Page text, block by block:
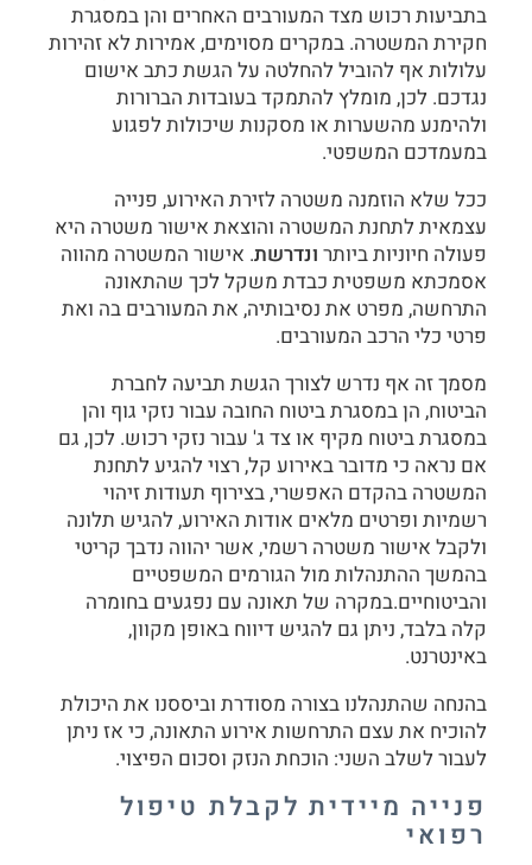
בתביעות רכוש מצד המעורבים האחרים והן במסגרת
חקירת המשטרה. במקרים מסוימים, אמירות לא זהירות
עלולות אף להוביל להחלטה על הגשת כתב אישום
נגדכם. לכן, מומלץ להתמקד בעובדות הברורות
ולהימנע מהשערות או מסקנות שיכולות לפגוע
במעמדכם המשפטי.
ככל שלא הוזמנה משטרה לזירת האירוע, פנייה
עצמאית לתחנת המשטרה והוצאת אישור משטרה היא
פעולה חיוניות ביותר ונדרשת. אישור המשטרה מהווה
אסמכתא משפטית כבדת משקל לכך שהתאונה
התרחשה, מפרט את נסיבותיה, את המעורבים בה ואת
פרטי כלי הרכב המעורבים.
מסמך זה אף נדרש לצורך הגשת תביעה לחברת
הביטוח, הן במסגרת ביטוח החובה עבור נזקי גוף והן
במסגרת ביטוח מקיף או צד ג' עבור נזקי רכוש. לכן, גם
אם נראה כי מדובר באירוע קל, רצוי להגיע לתחנת
המשטרה בהקדם האפשרי, בצירוף תעודות זיהוי
רשמיות ופרטים מלאים אודות האירוע, להגיש תלונה
ולקבל אישור משטרה רשמי, אשר יהווה נדבך קריטי
בהמשך ההתנהלות מול הגורמים המשפטיים
והביטוחיים.במקרה של תאונה עם נפגעים בחומרה
קלה בלבד, ניתן גם להגיש דיווח באופן מקוון,
באינטרנט.
בהנחה שהתנהלנו בצורה מסודרת וביססנו את היכולת
להוכיח את עצם התרחשות אירוע התאונה, כי אז ניתן
לעבור לשלב השני: הוכחת הנזק וסכום הפיצוי.
פנייה מיידית לקבלת טיפול
רפואי